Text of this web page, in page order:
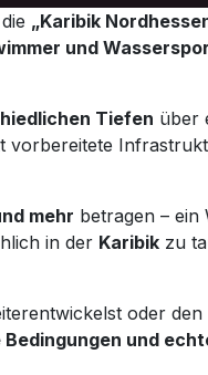
„Karibik
und
Tiefen über
vorbereitete
mehr betragen – ein
in der Karibik zu
oder
Bedingungen und